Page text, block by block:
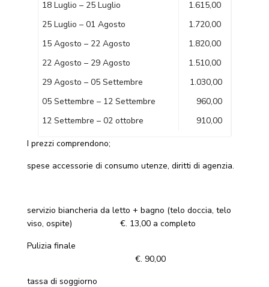
18 Luglio – 25 Luglio
1.615,00
25 Luglio – 01 Agosto
1.720,00
15 Agosto – 22 Agosto
1.820,00
22 Agosto – 29 Agosto
1.510,00
29 Agosto – 05 Settembre
1.030,00
05 Settembre – 12 Settembre
960,00
12 Settembre – 02 ottobre
910,00
I prezzi comprendono;
spese accessorie di consumo utenze, diritti di agenzia.
servizio biancheria da letto + bagno (telo doccia, telo
viso, ospite) €. 13,00 a completo
Pulizia finale
€. 90,00
tassa di soggiorno